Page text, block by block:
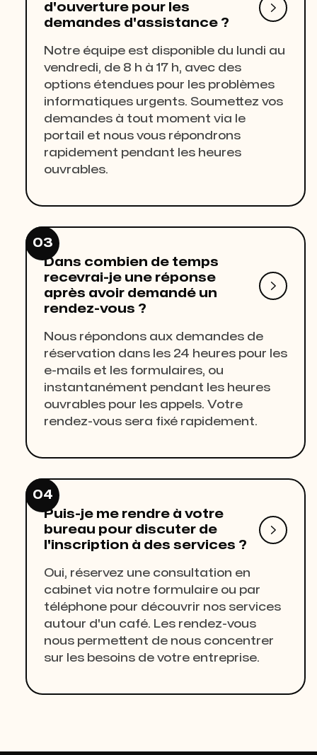
d'ouverture pour les
demandes d'assistance ?

Notre équipe est disponible du lundi au
vendredi, de 8 h à 17 h, avec des
options étendues pour les problèmes
informatiques urgents. Soumettez vos
demandes à tout moment via le
portail et nous vous répondrons
rapidement pendant les heures
ouvrables.
03
Dans combien de temps
recevrai-je une réponse
après avoir demandé un
rendez-vous ?

Nous répondons aux demandes de
réservation dans les 24 heures pour les
e-mails et les formulaires, ou
instantanément pendant les heures
ouvrables pour les appels. Votre
rendez-vous sera fixé rapidement.
04
Puis-je me rendre à votre
bureau pour discuter de
l'inscription à des services ?

Oui, réservez une consultation en
cabinet via notre formulaire ou par
téléphone pour découvrir nos services
autour d'un café. Les rendez-vous
nous permettent de nous concentrer
sur les besoins de votre entreprise.